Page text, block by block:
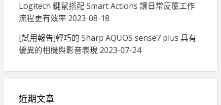
Logitech 鍵鼠搭配 Smart Actions 讓日常反覆工作
流程更有效率 2023-08-18
[試用報告]輕巧的 Sharp AQUOS sense7 plus 具有
優異的相機與影音表現 2023-07-24
近期文章